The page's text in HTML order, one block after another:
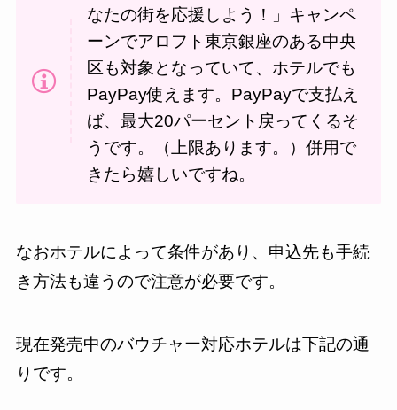
なたの街を応援しよう！
」キャンペ
ーンでアロフト東京銀座のある中央
区も対象となっていて、ホテルでも
PayPay使えます。PayPayで支払え
ば、最大20パーセント戻ってくるそ
うです。（上限あります。）併用で
きたら嬉しいですね。
なおホテルによって条件があり、申込先も手続
き方法も違うので注意が必要です。
現在発売中のバウチャー対応ホテルは下記の通
りです。